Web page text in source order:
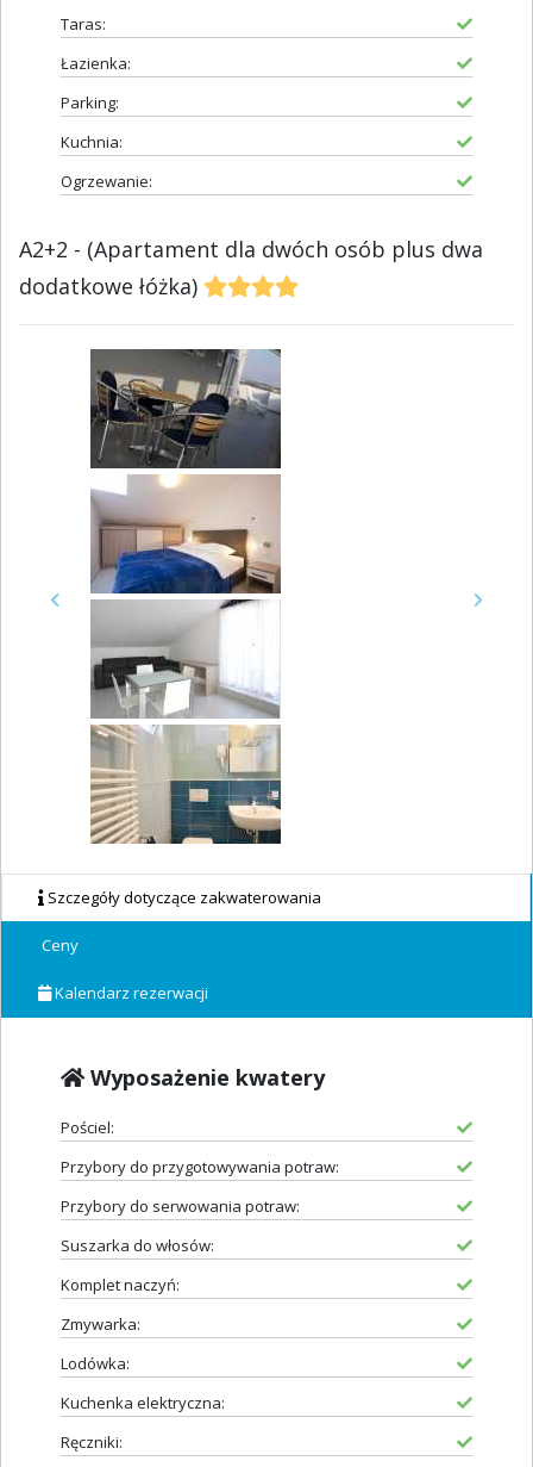
Taras:
Łazienka:
Parking:
Kuchnia:
Ogrzewanie:
A2+2 - (Apartament dla dwóch osób plus dwa
dodatkowe łóżka)
Previous Next
Szczegóły dotyczące zakwaterowania
Ceny
Kalendarz rezerwacji
Wyposażenie kwatery
Pościel:
Przybory do przygotowywania potraw:
Przybory do serwowania potraw:
Suszarka do włosów:
Komplet naczyń:
Zmywarka:
Lodówka:
Kuchenka elektryczna:
Ręczniki: